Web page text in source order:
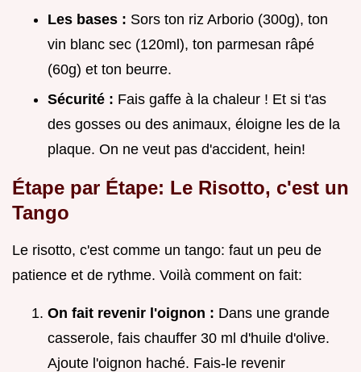
Les bases : Sors ton riz Arborio (300g), ton
vin blanc sec (120ml), ton parmesan râpé
(60g) et ton beurre.
Sécurité : Fais gaffe à la chaleur ! Et si t'as
des gosses ou des animaux, éloigne les de la
plaque. On ne veut pas d'accident, hein!
Étape par Étape: Le Risotto, c'est un
Tango
Le risotto, c'est comme un tango: faut un peu de
patience et de rythme. Voilà comment on fait:
On fait revenir l'oignon : Dans une grande
casserole, fais chauffer 30 ml d'huile d'olive.
Ajoute l'oignon haché. Fais-le revenir